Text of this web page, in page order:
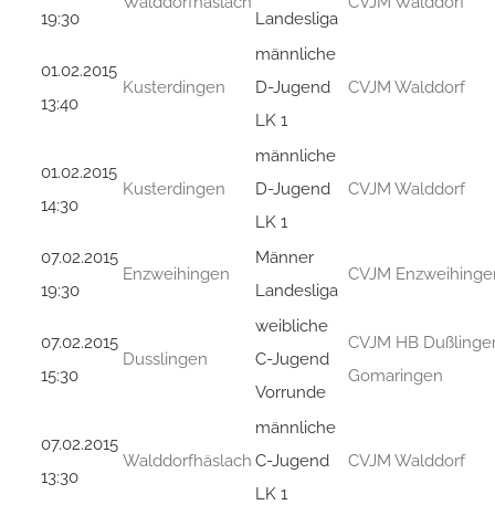
19:30
Landesliga
01.02.2015
13:40
Kusterdingen
männliche
D-Jugend
LK 1
CVJM Walddorf
01.02.2015
14:30
Kusterdingen
männliche
D-Jugend
LK 1
CVJM Walddorf
07.02.2015
19:30
Enzweihingen
Männer
Landesliga
CVJM
07.02.2015
15:30
Dusslingen
weibliche
C-Jugend
Vorrunde
CVJM HB
Gomaringen
07.02.2015
13:30
Walddorfhäslach
männliche
C-Jugend
LK 1
CVJM Walddorf